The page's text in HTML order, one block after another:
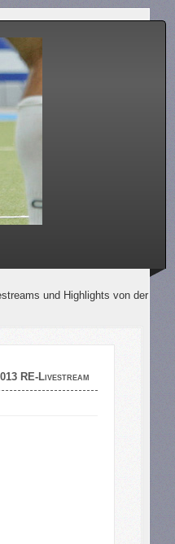
von der Bundesliga
RE-Livestream